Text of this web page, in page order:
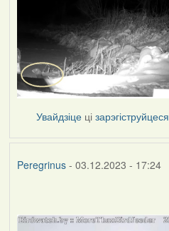
Увайдзіце цізарэгіструйцеся
Peregrinus- 03.12.2023 - 17:24